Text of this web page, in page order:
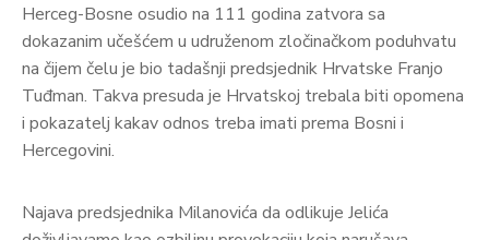
Herceg-Bosne osudio na 111 godina zatvora sa
dokazanim učešćem u udruženom zločinačkom poduhvatu
na čijem čelu je bio tadašnji predsjednik Hrvatske Franjo
Tuđman. Takva presuda je Hrvatskoj trebala biti opomena
i pokazatelj kakav odnos treba imati prema Bosni i
Hercegovini.
Najava predsjednika Milanovića da odlikuje Jelića